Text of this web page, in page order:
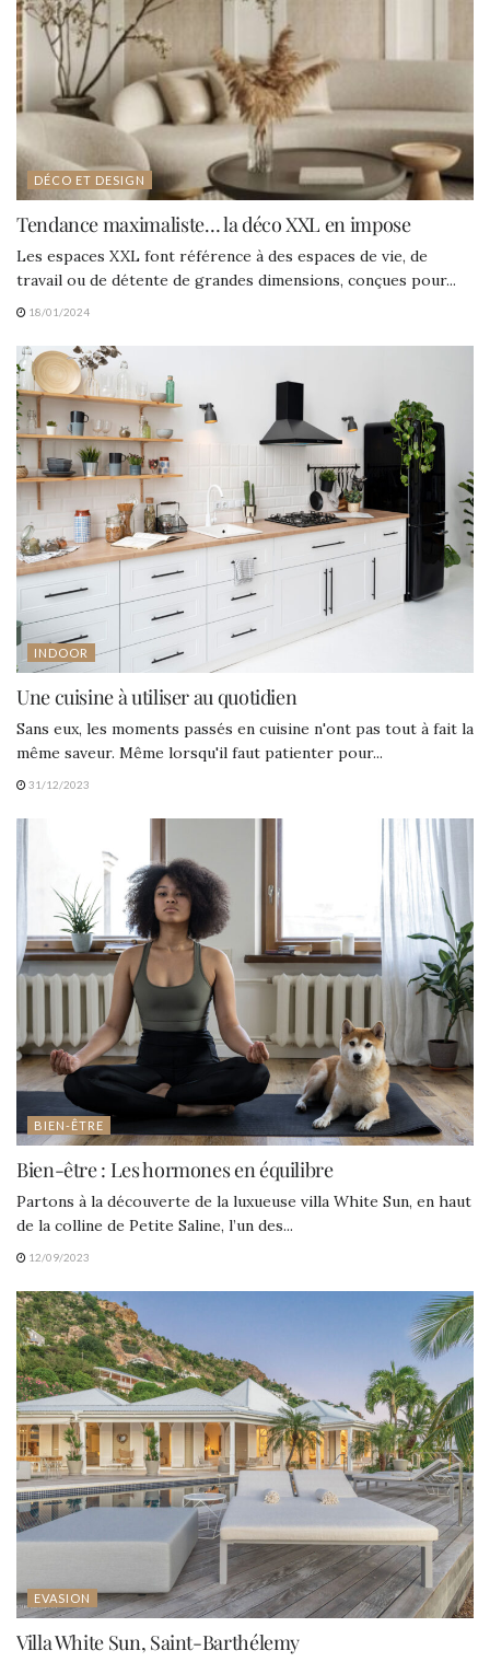
DÉCO ET DESIGN
Tendance maximaliste… la déco XXL en impose
Les espaces XXL font référence à des espaces de vie, de
travail ou de détente de grandes dimensions, conçues pour...
18/01/2024
INDOOR
Une cuisine à utiliser au quotidien
Sans eux, les moments passés en cuisine n'ont pas tout à fait la
même saveur. Même lorsqu'il faut patienter pour...
31/12/2023
BIEN-ÊTRE
Bien-être : Les hormones en équilibre
Partons à la découverte de la luxueuse villa White Sun, en haut
de la colline de Petite Saline, l’un des...
12/09/2023
EVASION
Villa White Sun, Saint-Barthélemy